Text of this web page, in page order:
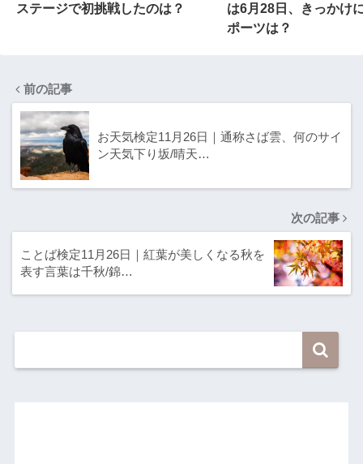
ステージで初挑戦したのは？
は6月28日、きっかけ
ポーツは？
前の記事
お天気検定11月26日｜通称さば雲、何のサイ
ン天気下り坂/晴天…
次の記事
ことば検定11月26日｜紅葉が美しくなる秋を
表す言葉は千秋/錦…